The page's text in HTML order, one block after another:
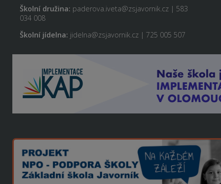
Školní družina: paderova.iveta@zsjavornik.cz | 583
034 008
Školní jídelna: jidelna@zsjavornik.cz | 725 005 507